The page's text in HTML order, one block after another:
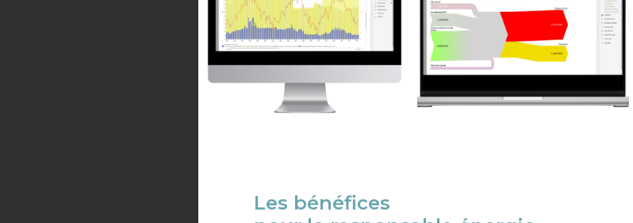
Les bénéfices